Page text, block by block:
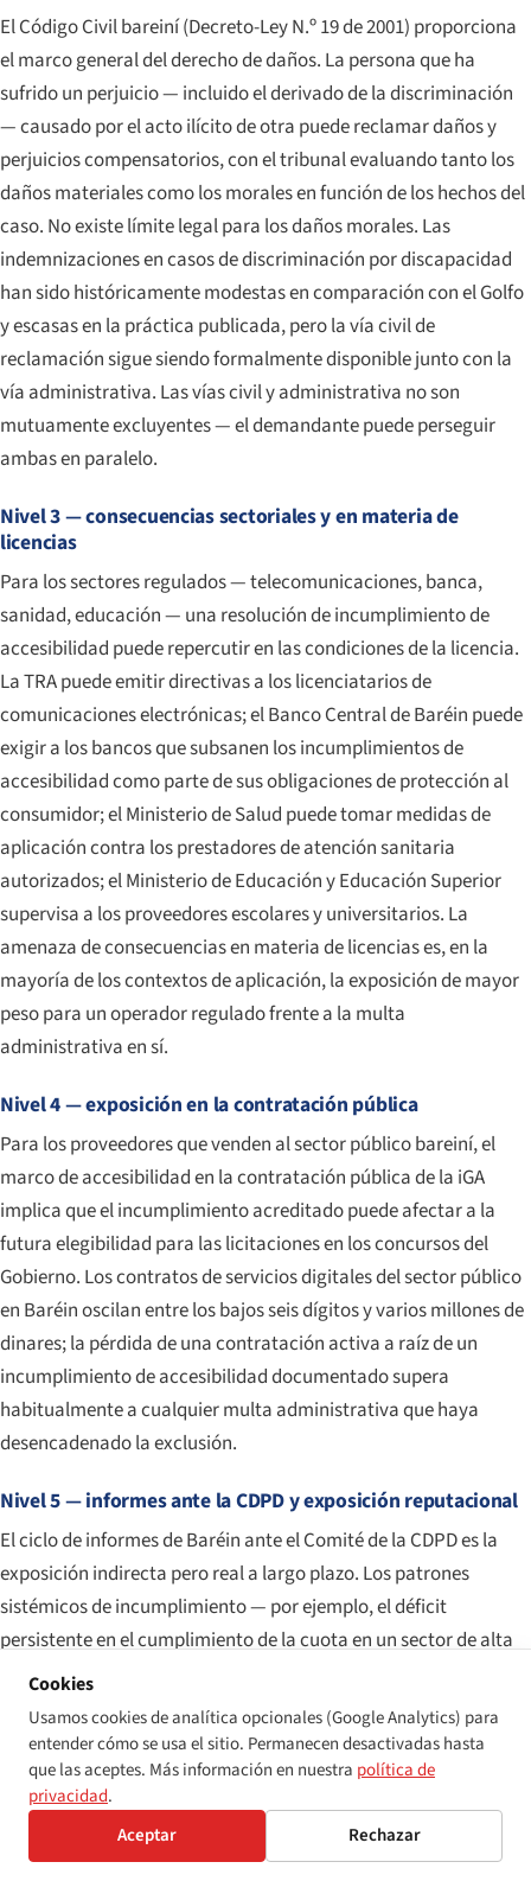
El Código Civil bareiní (Decreto-Ley N.º 19 de 2001) proporciona
el marco general del derecho de daños. La persona que ha
sufrido un perjuicio — incluido el derivado de la discriminación
— causado por el acto ilícito de otra puede reclamar daños y
perjuicios compensatorios, con el tribunal evaluando tanto los
daños materiales como los morales en función de los hechos del
caso. No existe límite legal para los daños morales. Las
indemnizaciones en casos de discriminación por discapacidad
han sido históricamente modestas en comparación con el Golfo
y escasas en la práctica publicada, pero la vía civil de
reclamación sigue siendo formalmente disponible junto con la
vía administrativa. Las vías civil y administrativa no son
mutuamente excluyentes — el demandante puede perseguir
ambas en paralelo.
Nivel 3 — consecuencias sectoriales y en materia de
licencias
Para los sectores regulados — telecomunicaciones, banca,
sanidad, educación — una resolución de incumplimiento de
accesibilidad puede repercutir en las condiciones de la licencia.
La TRA puede emitir directivas a los licenciatarios de
comunicaciones electrónicas; el Banco Central de Baréin puede
exigir a los bancos que subsanen los incumplimientos de
accesibilidad como parte de sus obligaciones de protección al
consumidor; el Ministerio de Salud puede tomar medidas de
aplicación contra los prestadores de atención sanitaria
autorizados; el Ministerio de Educación y Educación Superior
supervisa a los proveedores escolares y universitarios. La
amenaza de consecuencias en materia de licencias es, en la
mayoría de los contextos de aplicación, la exposición de mayor
peso para un operador regulado frente a la multa
administrativa en sí.
Nivel 4 — exposición en la contratación pública
Para los proveedores que venden al sector público bareiní, el
marco de accesibilidad en la contratación pública de la iGA
implica que el incumplimiento acreditado puede afectar a la
futura elegibilidad para las licitaciones en los concursos del
Gobierno. Los contratos de servicios digitales del sector público
en Baréin oscilan entre los bajos seis dígitos y varios millones de
dinares; la pérdida de una contratación activa a raíz de un
incumplimiento de accesibilidad documentado supera
habitualmente a cualquier multa administrativa que haya
desencadenado la exclusión.
Nivel 5 — informes ante la CDPD y exposición reputacional
El ciclo de informes de Baréin ante el Comité de la CDPD es la
exposición indirecta pero real a largo plazo. Los patrones
sistémicos de incumplimiento — por ejemplo, el déficit
persistente en el cumplimiento de la cuota en un sector de alta
visibilidad, o un incumplimiento de accesibilidad de gran
repercusión — se incorporan al expediente de revisión periódica
de Baréin y afloran en las Observaciones finales del Comité. La
presión política que se genera a continuación suele producir un
cambio sustancial en el rigor con que el regulador doméstico
utiliza sus facultades administrativas de imposición de multas y
Cookies
Usamos cookies de analítica opcionales (Google Analytics) para
entender cómo se usa el sitio. Permanecen desactivadas hasta
que las aceptes. Más información en nuestra política de
privacidad.
Aceptar
Rechazar